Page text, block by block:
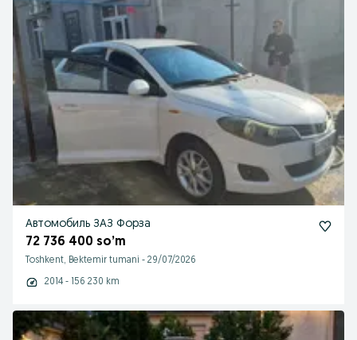
Автомобиль ЗАЗ Форза
72 736 400 so’m
Toshkent, Bektemir tumani - 29/07/2026
2014 - 156 230 km